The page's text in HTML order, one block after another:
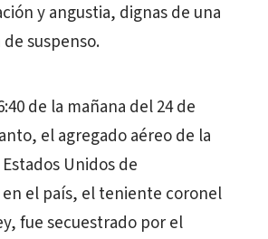
y angustia, dignas de una
suspenso.
de la mañana del 24 de
el agregado aéreo de la
Unidos de
el país, el teniente coronel
fue secuestrado por el